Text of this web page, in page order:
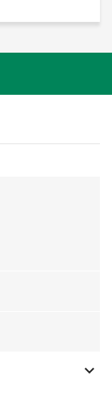
keyboard_arrow_down